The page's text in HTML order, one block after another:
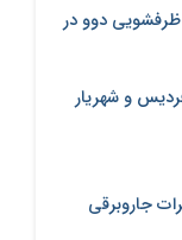
ظرفشویی دوو در
و شهریار
جاروبرقی